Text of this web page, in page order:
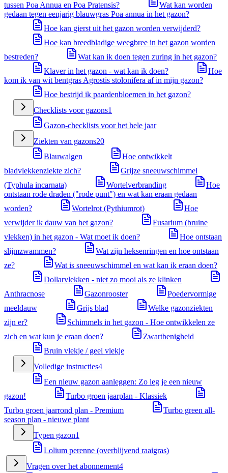
tussen Poa Annua en Poa Pratensis?
Wat kan worden
gedaan tegen eenjarig blauwgras Poa annua in het gazon?
Hoe kan gierst uit het gazon worden verwijderd?
Hoe kan breedbladige weegbree in het gazon worden
bestreden?
Wat kan ik doen tegen zuring in het gazon?
Klaver in het gazon - wat kan ik doen?
Hoe
kom ik van wit bentgras Agrostis stolonifera af in mijn gazon?
Hoe bestrijd ik paardenbloemen in het gazon?
Checklists voor gazons1
Gazon-checklists voor het hele jaar
Ziekten van gazons20
Blauwalgen
Hoe ontwikkelt
bladvlekkenziekte zich?
Grijze sneeuwschimmel
(Typhula incarnata)
Wortelverbranding
Hoe
ontstaan rode draden ("rode punt") en wat kan eraan gedaan
worden?
Wortelrot (Pythiumrot)
Hoe
verwijder ik dauw van het gazon?
Fusarium (bruine
vlekken) in het gazon - Wat moet ik doen?
Hoe ontstaan
slijmzwammen?
Wat zijn heksenringen en hoe ontstaan
ze?
Wat is sneeuwschimmel en wat kan ik eraan doen?
Dollarvlekken - niet zo mooi als ze klinken
Anthracnose
Gazonrooster
Poedervormige
meeldauw
Grijs blad
Welke gazonziekten
zijn er?
Schimmels in het gazon - Hoe ontwikkelen ze
zich en wat kun je eraan doen?
Zwartbenigheid
Bruin vlekje / geel vlekje
Volledige instructies4
Een nieuw gazon aanleggen: Zo leg je een nieuw
gazon!
Turbo groen jaarplan - Klassiek
Turbo groen jaarrond plan - Premium
Turbo green all-
season plan - nieuwe plant
Typen gazon1
Lolium perenne (overblijvend raaigras)
Vragen over het abonnement4